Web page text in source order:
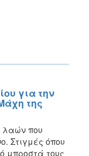
για την
της
λαών που
Στιγμές όπου
μπροστά τους